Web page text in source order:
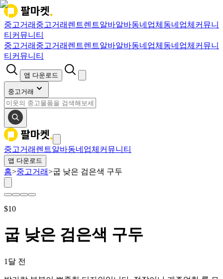
중고거래 중고거래 렌트렌트알바알바동네업체 동네업체 커뮤니
티 커뮤니티
중고거래 중고거래 렌트렌트알바알바동네업체 동네업체 커뮤니
티 커뮤니티
앱 다운로드
중고거래
중고거래 렌트알바동네업체 커뮤니티
앱 다운로드
홈>중고거래>굽 낮은 검은색 구두
$10
굽 낮은 검은색 구두
1달 전